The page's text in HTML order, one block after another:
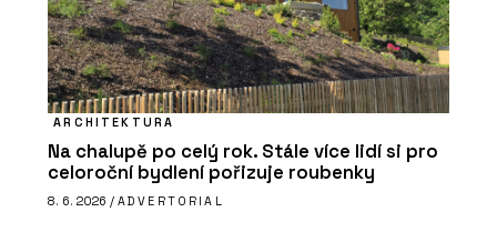
ARCHITEKTURA
Na chalupě po celý rok. Stále více lidí si pro
celoroční bydlení pořizuje roubenky
8. 6. 2026 / ADVERTORIAL